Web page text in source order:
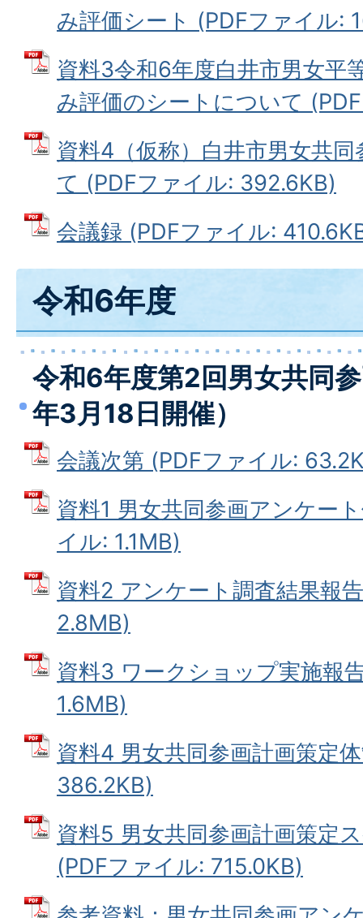
み評価シート (PDFファイル:
資料3令和6年度白井市男女平
み評価のシートについて
資料4（仮称）白井市男女共
て (PDFファイル: 392.6KB)
会議録 (PDFファイル:
令和6年度
令和6年度第2回男女共同
年3月18日開催）
会議次第 (PDFファイル:
資料1 男女共同参画アンケー
イル: 1.1MB)
資料2 アンケート調査結果報
2.8MB)
資料3 ワークショップ実施報
1.6MB)
資料4 男女共同参画計画策定
386.2KB)
資料5 男女共同参画計画策定
(PDFファイル: 715.0KB)